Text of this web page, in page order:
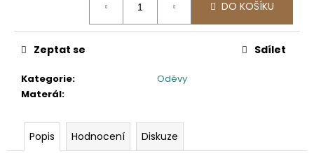
DO KOŠÍKU
Kategorie:
Oděvy
Materál:
Zeptat se Sdílet
Popis Hodnocení Diskuze
057,85